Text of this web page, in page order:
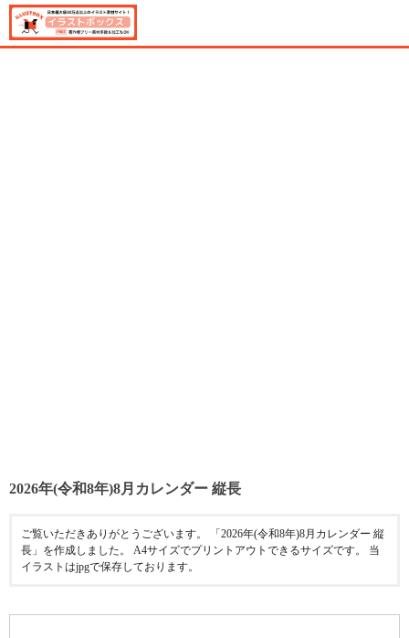
2026年(令和8年)8月カレンダー 縦長
ご覧いただきありがとうございます。 「2026年(令和8年)8月カレンダー 縦
長」を作成しました。 A4サイズでプリントアウトできるサイズです。 当
イラストはjpgで保存しております。